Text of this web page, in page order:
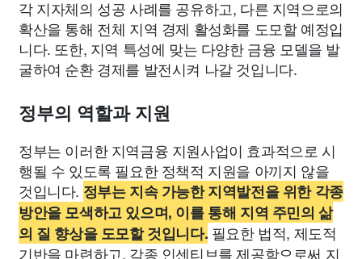
각 지자체의 성공 사례를 공유하고, 다른 지역으로의
확산을 통해 전체 지역 경제 활성화를 도모할 예정입
니다. 또한, 지역 특성에 맞는 다양한 금융 모델을 발
굴하여 순환 경제를 발전시켜 나갈 것입니다.
정부의 역할과 지원
정부는 이러한 지역금융 지원사업이 효과적으로 시
행될 수 있도록 필요한 정책적 지원을 아끼지 않을
것입니다. 정부는 지속 가능한 지역발전을 위한 각종
방안을 모색하고 있으며, 이를 통해 지역 주민의 삶
의 질 향상을 도모할 것입니다. 필요한 법적, 제도적
기반을 마련하고, 각종 인센티브를 제공함으로써 지